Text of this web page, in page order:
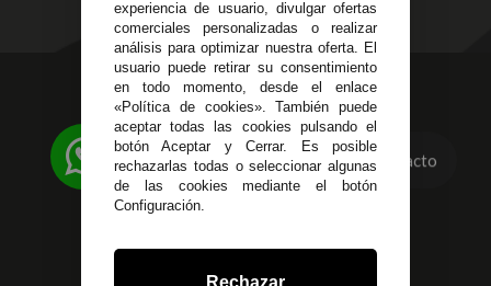
623 23 31 98
Atendemos Whatsapp
955 44 45 43/955 44 45 44
info@steielectronica.com
Avenida Plaza de Toros,
Local 3 Écija (Sevilla)
Contacto
experiencia de usuario, divulgar ofertas
comerciales personalizadas o realizar
análisis para optimizar nuestra oferta. El
usuario puede retirar su consentimiento
en todo momento, desde el enlace
«Política de cookies». También puede
aceptar todas las cookies pulsando el
botón Aceptar y Cerrar. Es posible
rechazarlas todas o seleccionar algunas
de las cookies mediante el botón
Configuración.
Rechazar